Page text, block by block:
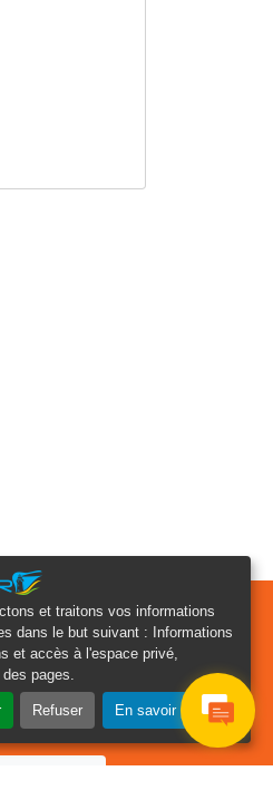
et traitons vos informations
dans le but suivant :
Informations
et accès à l'espace privé,
pages
Refuser En savoir plus
de